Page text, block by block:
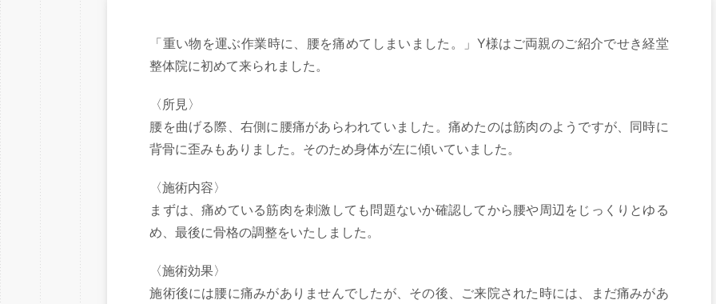
「重い物を運ぶ作業時に、腰を痛めてしまいました。」Y様はご両親のご紹介でせき経堂
整体院に初めて来られました。
〈所見〉
腰を曲げる際、右側に腰痛があらわれていました。痛めたのは筋肉のようですが、同時に
背骨に歪みもありました。そのため身体が左に傾いていました。
〈施術内容〉
まずは、痛めている筋肉を刺激しても問題ないか確認してから腰や周辺をじっくりとゆる
め、最後に骨格の調整をいたしました。
〈施術効果〉
施術後には腰に痛みがありませんでしたが、その後、ご来院された時には、まだ痛みがあ